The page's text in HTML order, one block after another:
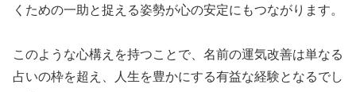
くための一助と捉える姿勢が心の安定にもつながります。
このような心構えを持つことで、名前の運気改善は単なる
占いの枠を超え、人生を豊かにする有益な経験となるでし